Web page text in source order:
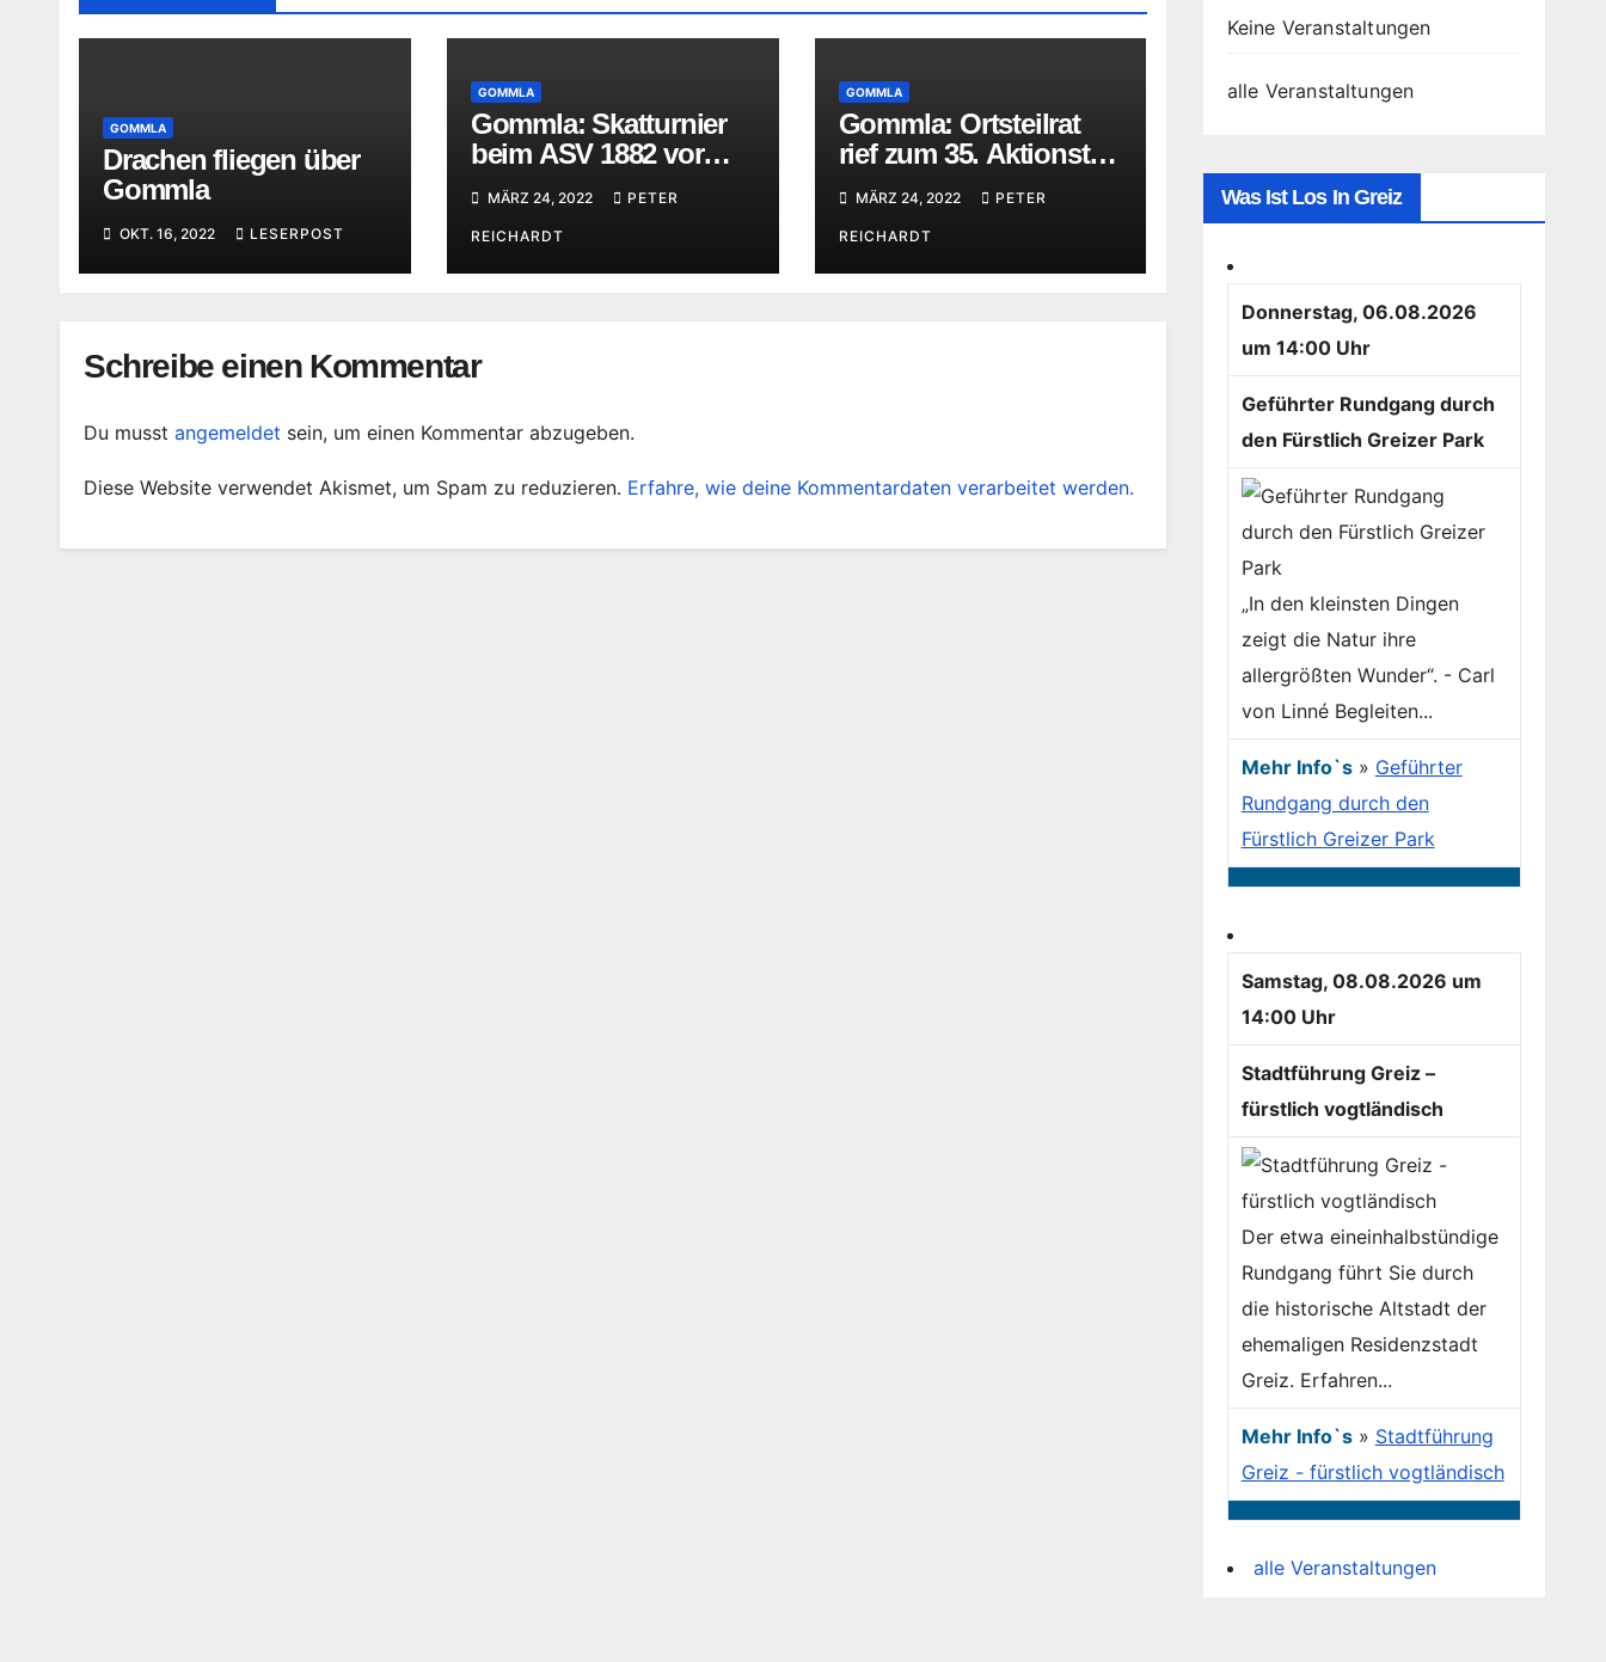
GOMMLA
Drachen fliegen über
Gommla
OKT. 16, 2022 LESERPOST
GOMMLA
Gommla: Skatturnier
beim ASV 1882 vor
seiner letzten Runde
der Saison 2021/22
MÄRZ 24, 2022 PETER
REICHARDT
GOMMLA
Gommla: Ortsteilrat
rief zum 35. Aktionstag
auf und viele machten
mitMÄRZ 24, 2022 PETER
REICHARDT
Schreibe einen Kommentar
Du musst angemeldet sein, um einen Kommentar abzugeben.
Diese Website verwendet Akismet, um Spam zu reduzieren. Erfahre, wie deine Kommentardaten verarbeitet werden.
Keine Veranstaltungen
alle Veranstaltungen
Was Ist Los In Greiz
Donnerstag, 06.08.2026
um 14:00 Uhr
Geführter Rundgang durch
den Fürstlich Greizer Park
„In den kleinsten Dingen
zeigt die Natur ihre
allergrößten Wunder“. - Carl
von Linné Begleiten...
Mehr Info`s» Geführter
Rundgang durch den
Fürstlich Greizer Park
Samstag, 08.08.2026 um
14:00 Uhr
Stadtführung Greiz –
fürstlich vogtländisch
Der etwa eineinhalbstündige
Rundgang führt Sie durch
die historische Altstadt der
ehemaligen Residenzstadt
Greiz. Erfahren...
Mehr Info`s» Stadtführung
Greiz - fürstlich vogtländisch
alle Veranstaltungen